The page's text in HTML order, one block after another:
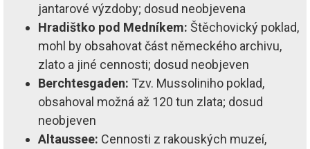
jantarové výzdoby; dosud neobjevena
Hradištko pod Medníkem: Štěchovický poklad,
mohl by obsahovat část německého archivu,
zlato a jiné cennosti; dosud neobjeven
Berchtesgaden: Tzv. Mussoliniho poklad,
obsahoval možná až 120 tun zlata; dosud
neobjeven
Altaussee: Cennosti z rakouských muzeí,